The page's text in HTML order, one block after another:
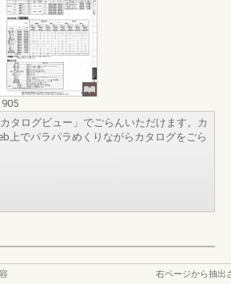
905
タログビュー」でごらんいただけます。カ
上でパラパラめくりながらカタログをごら
右ページから抽出